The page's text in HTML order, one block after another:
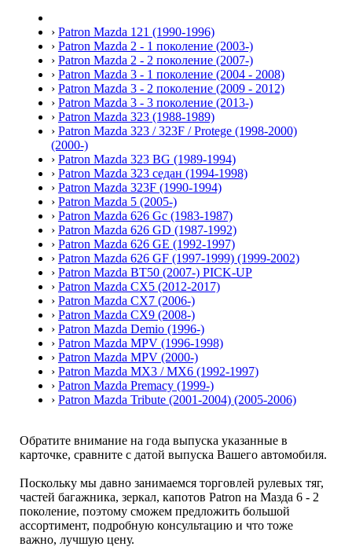
› Patron Mazda 121 (1990-1996)
› Patron Mazda 2 - 1 поколение (2003-)
› Patron Mazda 2 - 2 поколение (2007-)
› Patron Mazda 3 - 1 поколение (2004 - 2008)
› Patron Mazda 3 - 2 поколение (2009 - 2012)
› Patron Mazda 3 - 3 поколение (2013-)
› Patron Mazda 323 (1988-1989)
› Patron Mazda 323 / 323F / Protege (1998-2000)
(2000-)
› Patron Mazda 323 BG (1989-1994)
› Patron Mazda 323 седан (1994-1998)
› Patron Mazda 323F (1990-1994)
› Patron Mazda 5 (2005-)
› Patron Mazda 626 Gc (1983-1987)
› Patron Mazda 626 GD (1987-1992)
› Patron Mazda 626 GE (1992-1997)
› Patron Mazda 626 GF (1997-1999) (1999-2002)
› Patron Mazda BT50 (2007-) PICK-UP
› Patron Mazda CX5 (2012-2017)
› Patron Mazda CX7 (2006-)
› Patron Mazda CX9 (2008-)
› Patron Mazda Demio (1996-)
› Patron Mazda MPV (1996-1998)
› Patron Mazda MPV (2000-)
› Patron Mazda MX3 / MX6 (1992-1997)
› Patron Mazda Premacy (1999-)
› Patron Mazda Tribute (2001-2004) (2005-2006)
Обратите внимание на года выпуска указанные в
карточке, сравните с датой выпуска Вашего автомобиля.
Поскольку мы давно занимаемся торговлей рулевых тяг,
частей багажника, зеркал, капотов Patron на Мазда 6 - 2
поколение, поэтому сможем предложить большой
ассортимент, подробную консультацию и что тоже
важно, лучшую цену.